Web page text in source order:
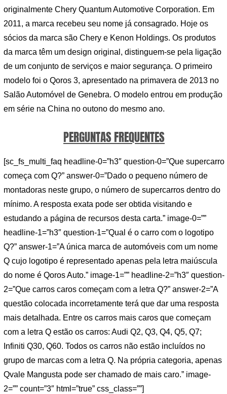
originalmente Chery Quantum Automotive Corporation. Em
2011, a marca recebeu seu nome já consagrado. Hoje os
sócios da marca são Chery e Kenon Holdings. Os produtos
da marca têm um design original, distinguem-se pela ligação
de um conjunto de serviços e maior segurança. O primeiro
modelo foi o Qoros 3, apresentado na primavera de 2013 no
Salão Automóvel de Genebra. O modelo entrou em produção
em série na China no outono do mesmo ano.
PERGUNTAS FREQUENTES
[sc_fs_multi_faq headline-0=”h3″ question-0=”Que supercarro
começa com Q?” answer-0=”Dado o pequeno número de
montadoras neste grupo, o número de supercarros dentro do
mínimo. A resposta exata pode ser obtida visitando e
estudando a página de recursos desta carta.” image-0=””
headline-1=”h3″ question-1=”Qual é o carro com o logotipo
Q?” answer-1=”A única marca de automóveis com um nome
Q cujo logotipo é representado apenas pela letra maiúscula
do nome é Qoros Auto.” image-1=”” headline-2=”h3″ question-
2=”Que carros caros começam com a letra Q?” answer-2=”A
questão colocada incorretamente terá que dar uma resposta
mais detalhada. Entre os carros mais caros que começam
com a letra Q estão os carros: Audi Q2, Q3, Q4, Q5, Q7;
Infiniti Q30, Q60. Todos os carros não estão incluídos no
grupo de marcas com a letra Q. Na própria categoria, apenas
Qvale Mangusta pode ser chamado de mais caro.” image-
2=”” count=”3″ html=”true” css_class=””]